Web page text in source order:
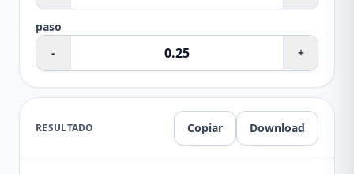
paso
-
+
RESULTADO Copiar Download